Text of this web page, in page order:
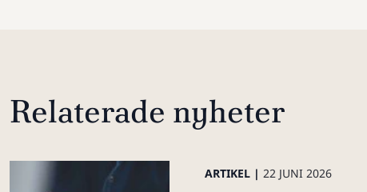
Relaterade nyheter
ARTIKEL | 22 JUNI 2026